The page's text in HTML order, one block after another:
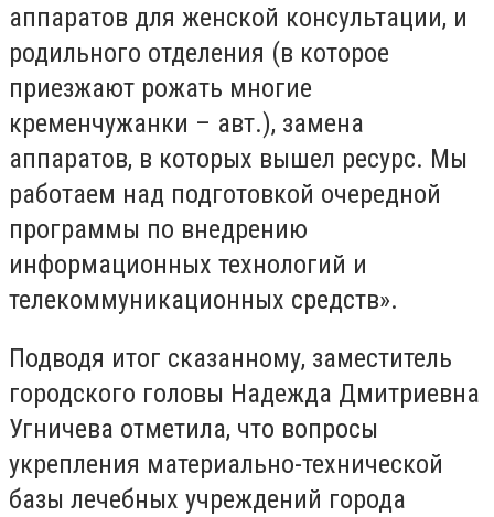
аппаратов для женской консультации, и
родильного отделения (в которое
приезжают рожать многие
кременчужанки – авт.), замена
аппаратов, в которых вышел ресурс. Мы
работаем над подготовкой очередной
программы по внедрению
информационных технологий и
телекоммуникационных средств».
Подводя итог сказанному, заместитель
городского головы Надежда Дмитриевна
Угничева отметила, что вопросы
укрепления материально-технической
базы лечебных учреждений города